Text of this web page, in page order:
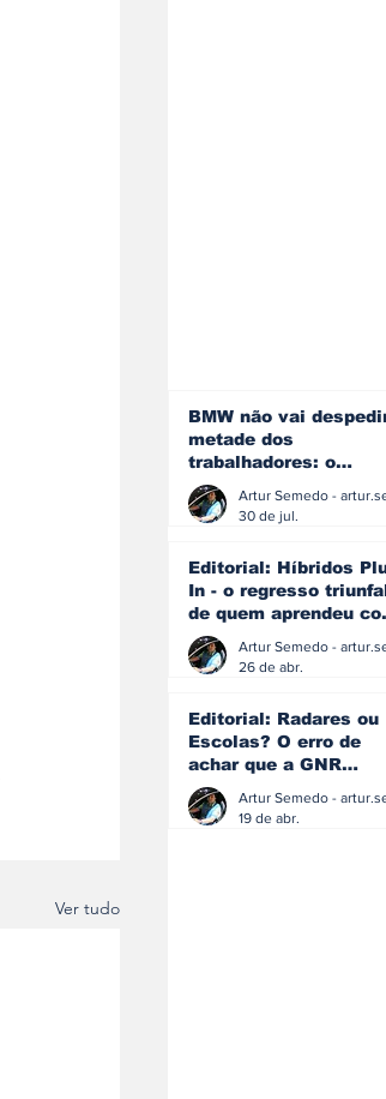
Ver tudo
BMW não vai
metade dos
trabalhadores: o
problema é o
que muitos decidiram
30 de jul.
Editorial: Híbridos
In - o regresso
de quem aprendeu
os erros do passado
26 de abr.
Editorial: Radares ou
Escolas? O erro de
achar que a GNR
resolve o que a
educação falhou
19 de abr.